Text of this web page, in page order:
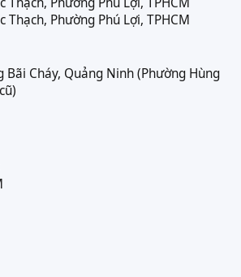
Phường Phú Lợi, TPHCM
Bãi Cháy, Quảng Ninh (Phường Hùng